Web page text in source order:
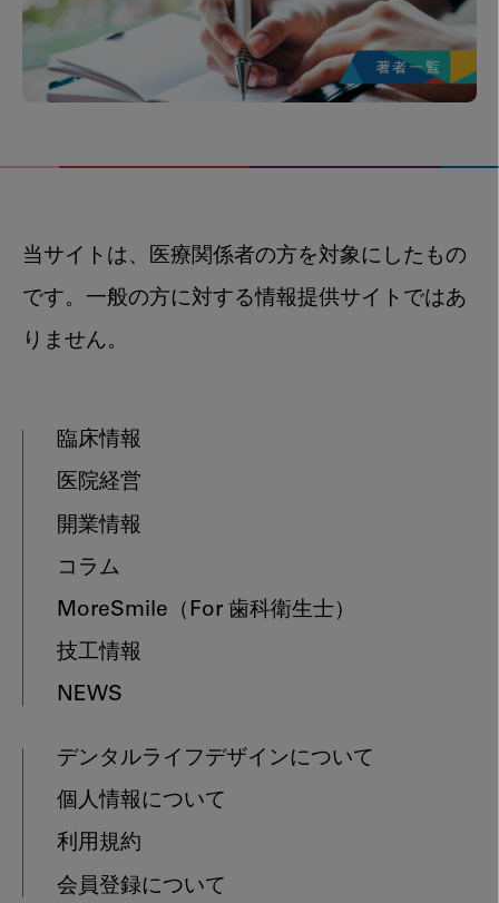
当サイトは、医療関係者の方を対象にしたもの
です。一般の方に対する情報提供サイトではあ
りません。
臨床情報
医院経営
開業情報
コラム
MoreSmile （For 歯科衛生士）
技工情報
NEWS
デンタルライフデザインについて
個人情報について
利用規約
会員登録について